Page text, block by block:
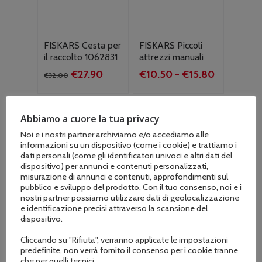
FISKARS Cesta per
il raccolto 1062831
€32.00 Il
originale
€32.00.
€27.90Il
attuale
€27.90.
FISKARS Piccoli
attrezzi manuali
€10.50 - €15.80Fascia
prezzo:
€15.80
Abbiamo a cuore la tua privacy
Noi e i nostri partner archiviamo e/o accediamo alle
informazioni su un dispositivo (come i cookie) e trattiamo i
dati personali (come gli identificatori univoci e altri dati del
dispositivo) per annunci e contenuti personalizzati,
misurazione di annunci e contenuti, approfondimenti sul
pubblico e sviluppo del prodotto. Con il tuo consenso, noi e i
nostri partner possiamo utilizzare dati di geolocalizzazione
e identificazione precisi attraverso la scansione del
dispositivo.
Cliccando su "Rifiuta", verranno applicate le impostazioni
predefinite, non verrà fornito il consenso per i cookie tranne